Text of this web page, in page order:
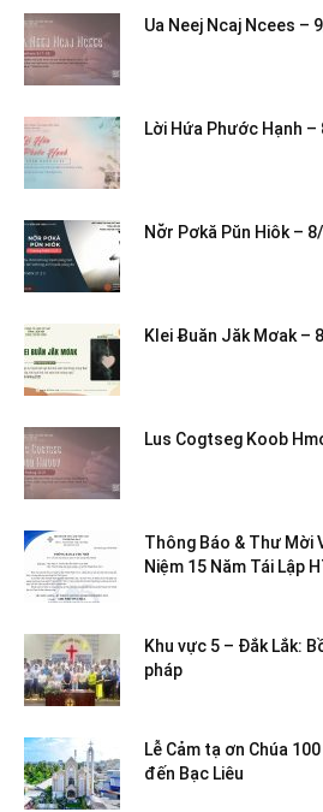
Ua Neej Ncaj Ncees –
Lời Hứa Phước Hạnh
Nơ̆r Pơkă Pŭn Hiôk –
Klei Ƀuăn Jăk Mơak –
Lus Cogtseg Koob
Thông Báo & Thư Mời
Niệm 15 Năm Tái Lập
Khu vực 5 – Đắk Lắk:
pháp
Lễ Cảm tạ ơn Chúa
đến Bạc Liêu